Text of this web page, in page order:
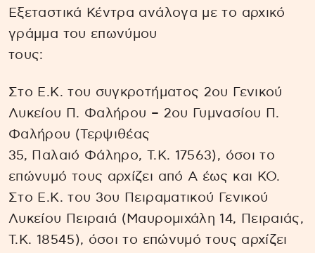
Εξεταστικά Κέντρα ανάλογα με το αρχικό
γράμμα του επωνύμου
τους:
Στο Ε.Κ. του συγκροτήματος 2ου Γενικού
Λυκείου Π. Φαλήρου – 2ου Γυμνασίου Π.
Φαλήρου (Τερψιθέας
35, Παλαιό Φάληρο, Τ.Κ. 17563), όσοι το
επώνυμό τους αρχίζει από Α έως και ΚΟ.
Στο Ε.Κ. του 3ου Πειραματικού Γενικού
Λυκείου Πειραιά (Μαυρομιχάλη 14, Πειραιάς,
Τ.Κ. 18545), όσοι το επώνυμό τους αρχίζει